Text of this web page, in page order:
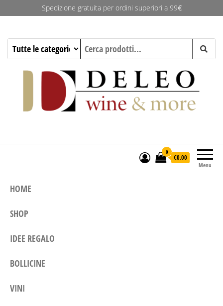
Spedizione gratuita per ordini superiori a 99€
Deleo Wine & More
Menu
0
€0.00
HOME
SHOP
IDEE REGALO
BOLLICINE
VINI